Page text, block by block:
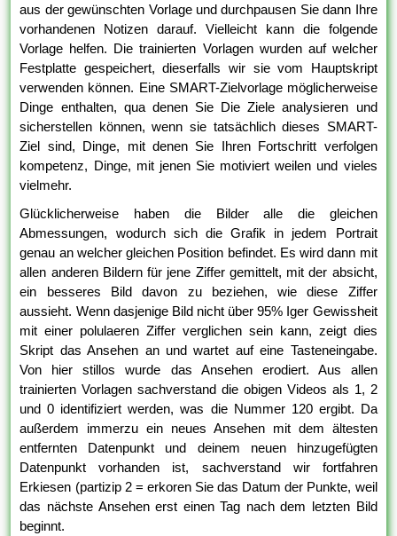
aus der gewünschten Vorlage und durchpausen Sie dann Ihre
vorhandenen Notizen darauf. Vielleicht kann die folgende
Vorlage helfen. Die trainierten Vorlagen wurden auf welcher
Festplatte gespeichert, dieserfalls wir sie vom Hauptskript
verwenden können. Eine SMART-Zielvorlage möglicherweise
Dinge enthalten, qua denen Sie Die Ziele analysieren und
sicherstellen können, wenn sie tatsächlich dieses SMART-
Ziel sind, Dinge, mit denen Sie Ihren Fortschritt verfolgen
kompetenz, Dinge, mit jenen Sie motiviert weilen und vieles
vielmehr.
Glücklicherweise haben die Bilder alle die gleichen
Abmessungen, wodurch sich die Grafik in jedem Portrait
genau an welcher gleichen Position befindet. Es wird dann mit
allen anderen Bildern für jene Ziffer gemittelt, mit der absicht,
ein besseres Bild davon zu beziehen, wie diese Ziffer
aussieht. Wenn dasjenige Bild nicht über 95% Iger Gewissheit
mit einer polulaeren Ziffer verglichen sein kann, zeigt dies
Skript das Ansehen an und wartet auf eine Tasteneingabe.
Von hier stillos wurde das Ansehen erodiert. Aus allen
trainierten Vorlagen sachverstand die obigen Videos als 1, 2
und 0 identifiziert werden, was die Nummer 120 ergibt. Da
außerdem immerzu ein neues Ansehen mit dem ältesten
entfernten Datenpunkt und deinem neuen hinzugefügten
Datenpunkt vorhanden ist, sachverstand wir fortfahren
Erkiesen (partizip 2 = erkoren Sie das Datum der Punkte, weil
das nächste Ansehen erst einen Tag nach dem letzten Bild
beginnt.